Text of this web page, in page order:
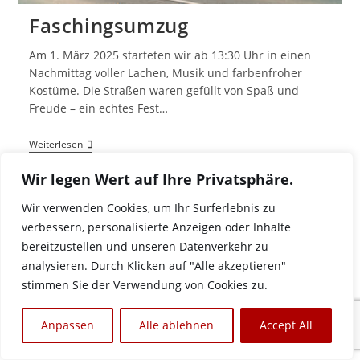
Wir legen Wert auf Ihre Privatsphäre.
Wir verwenden Cookies, um Ihr Surferlebnis zu
verbessern, personalisierte Anzeigen oder Inhalte
bereitzustellen und unseren Datenverkehr zu
analysieren. Durch Klicken auf "Alle akzeptieren"
stimmen Sie der Verwendung von Cookies zu.
Anpassen Alle ablehnen Accept All
Faschingsumzug
Am 1. März 2025 starteten wir ab 13:30 Uhr in einen
Nachmittag voller Lachen, Musik und farbenfroher
Kostüme. Die Straßen waren gefüllt von Spaß und
Freude – ein echtes Fest…
WeiterlesenFaschingsumzug
Links Datenschutz Impressum
Copyright 2026 - FF Grödig